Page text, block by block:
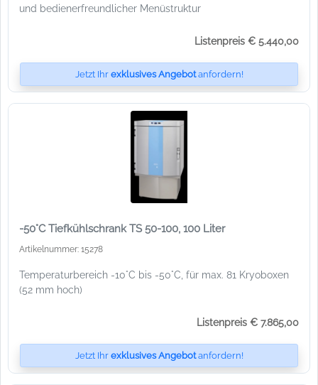
und bedienerfreundlicher Menüstruktur
Listenpreis € 5.440,00
Jetzt Ihr exklusives Angebotanfordern!
-50°C Tiefkühlschrank TS 50-100, 100 Liter
Artikelnummer: 15278
Temperaturbereich -10°C bis -50°C, für max. 81 Kryoboxen
(52 mm hoch)
Listenpreis € 7.865,00
Jetzt Ihr exklusives Angebotanfordern!